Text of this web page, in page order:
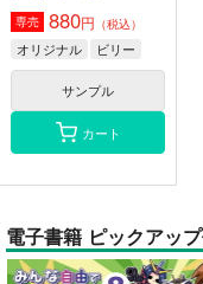
専売 880円 （税込）
オリジナル ビリー
サンプル
カート
電子書籍 ピックアッ